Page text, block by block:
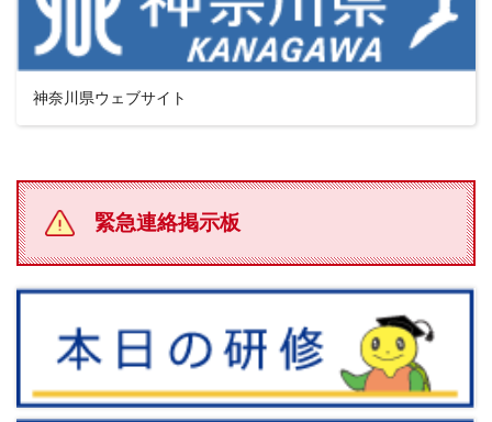
神奈川県ウェブサイト
緊急連絡掲示板